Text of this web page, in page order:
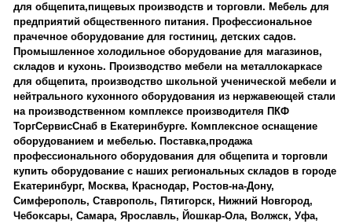
для общепита,пищевых производств и торговли. Мебель для
предприятий общественного питания. Профессиональное
прачечное оборудование для гостиниц, детских садов.
Промышленное холодильное оборудование для магазинов,
складов и кухонь. Производство мебели на металлокаркасе
для общепита, производство школьной ученической мебели и
нейтрального кухонного оборудования из нержавеющей стали
на производственном комплексе производителя ПКФ
ТоргСервисСнаб в Екатеринбурге. Комплексное оснащение
оборудованием и мебелью. Поставка,продажа
профессионального оборудования для общепита и торговли
купить оборудование с наших региональных складов в городе
Екатеринбург, Москва, Краснодар, Ростов-на-Дону,
Симферополь, Ставрополь, Пятигорск, Нижний Новгород,
Чебоксары, Самара, Ярославль, Йошкар-Ола, Волжск, Уфа,